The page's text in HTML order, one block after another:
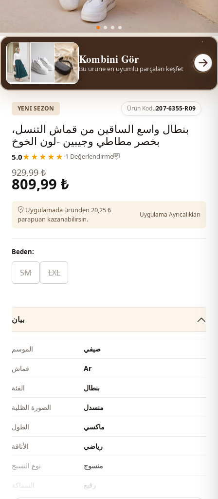
Kombini Gör
Bu ürüne en uyumlu parçaları keşfet
YENI SEZON Ürün Kodu207-6355-R09
بنطال واسع الساقين من قماش التنسل،
بخصر مطاطي وجيبين -لون الخوخ
5.0★★★★★ ·1 Değerlendirme
929,99 ₺
809,99 ₺
Uygulamada üründen 20,25 ₺
parapuan kazanabilirsin.
Uygulama Ayrıcalıkları
Beden:
SM LXL
بيان
الموسم صيفي
قماش Ar
الفئة بنطال
الصورة الظلية منسدل
الطول ماكسي
الأناقة رياضي
نوع النسيج منسوج
السماكة رفيع